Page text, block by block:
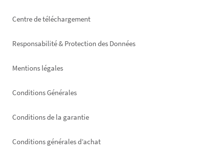
Footer
Centre de téléchargement
Responsabilité & Protection des Données
Mentions légales
Conditions Générales
Conditions de la garantie
Conditions générales d’achat